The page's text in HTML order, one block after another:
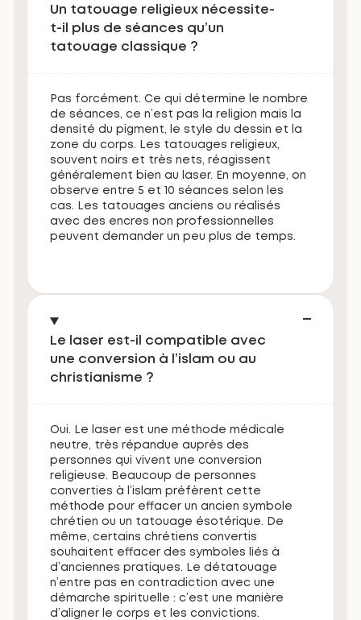
Un tatouage religieux nécessite-
t-il plus de séances qu’un
tatouage classique ?
Pas forcément. Ce qui détermine le nombre
de séances, ce n’est pas la religion mais la
densité du pigment, le style du dessin et la
zone du corps. Les tatouages religieux,
souvent noirs et très nets, réagissent
généralement bien au laser. En moyenne, on
observe entre 5 et 10 séances selon les
cas. Les tatouages anciens ou réalisés
avec des encres non professionnelles
peuvent demander un peu plus de temps.
Le laser est-il compatible avec
une conversion à l’islam ou au
christianisme ?
Oui. Le laser est une méthode médicale
neutre, très répandue auprès des
personnes qui vivent une conversion
religieuse. Beaucoup de personnes
converties à l’islam préfèrent cette
méthode pour effacer un ancien symbole
chrétien ou un tatouage ésotérique. De
même, certains chrétiens convertis
souhaitent effacer des symboles liés à
d’anciennes pratiques. Le détatouage
n’entre pas en contradiction avec une
démarche spirituelle : c’est une manière
d’aligner le corps et les convictions.